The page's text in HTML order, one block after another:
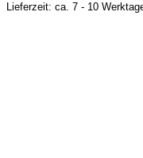
Lieferzeit: ca. 7 - 10